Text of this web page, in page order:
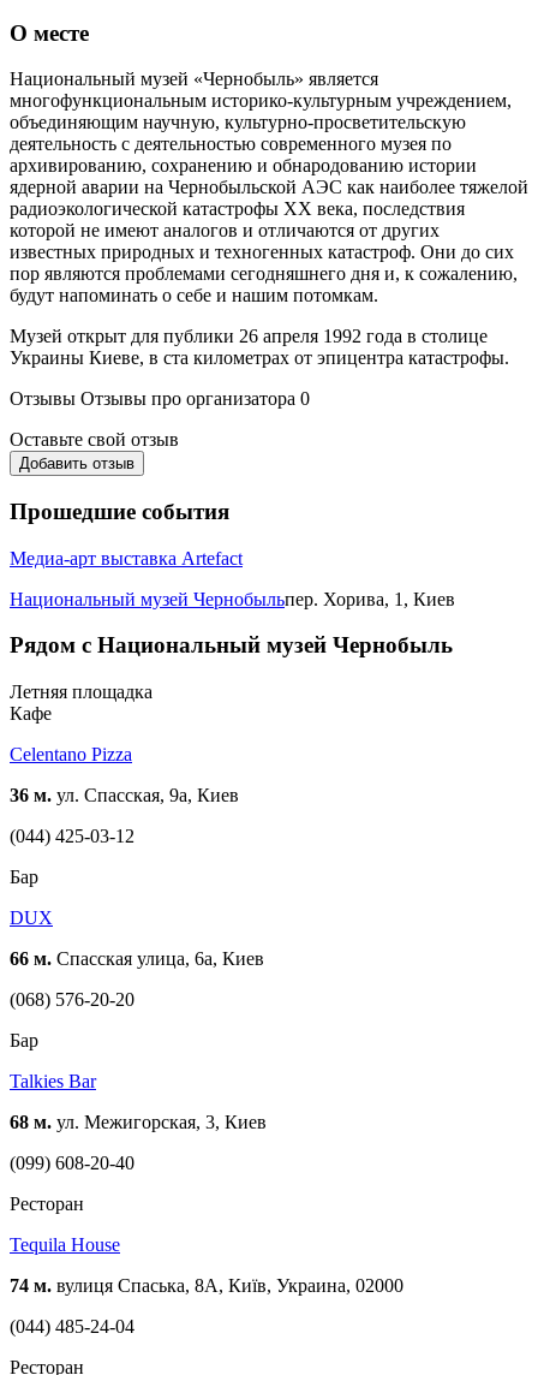
О месте
Национальный музей «Чернобыль» является
многофункциональным историко-культурным учреждением,
объединяющим научную, культурно-просветительскую
деятельность с деятельностью современного музея по
архивированию, сохранению и обнародованию истории
ядерной аварии на Чернобыльской АЭС как наиболее тяжелой
радиоэкологической катастрофы ХХ века, последствия
которой не имеют аналогов и отличаются от других
известных природных и техногенных катастроф. Они до сих
пор являются проблемами сегодняшнего дня и, к сожалению,
будут напоминать о себе и нашим потомкам.
Музей открыт для публики 26 апреля 1992 года в столице
Украины Киеве, в ста километрах от эпицентра катастрофы.
Отзывы Отзывы про организатора 0
Оставьте свой отзыв
Добавить отзыв
Прошедшие события
Медиа-арт выставка Artefact
Национальный музей Чернобыльпер. Хорива, 1, Киев
Рядом с Национальный музей Чернобыль
Летняя площадка
Кафе
Celentano Pizza
36 м. ул. Спасская, 9а, Киев
(044) 425-03-12
Бар
DUX
66 м. Спасская улица, 6а, Киев
(068) 576-20-20
Бар
Talkies Bar
68 м. ул. Межигорская, 3, Киев
(099) 608-20-40
Ресторан
Tequila House
74 м. вулиця Спаська, 8А, Київ, Украина, 02000
(044) 485-24-04
Ресторан